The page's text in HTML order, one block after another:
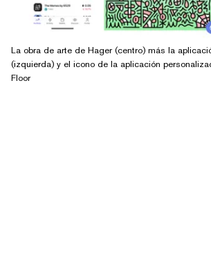
La obra de arte de Hager (centro) más la
(izquierda) y el icono de la aplicación
Floor